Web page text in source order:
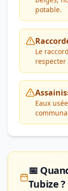
potable.
Le
Eaux
📅
Tubize ?